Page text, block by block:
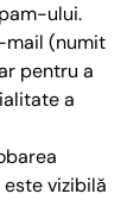
ului.
mail (numit
pentru a
a
vizibilă